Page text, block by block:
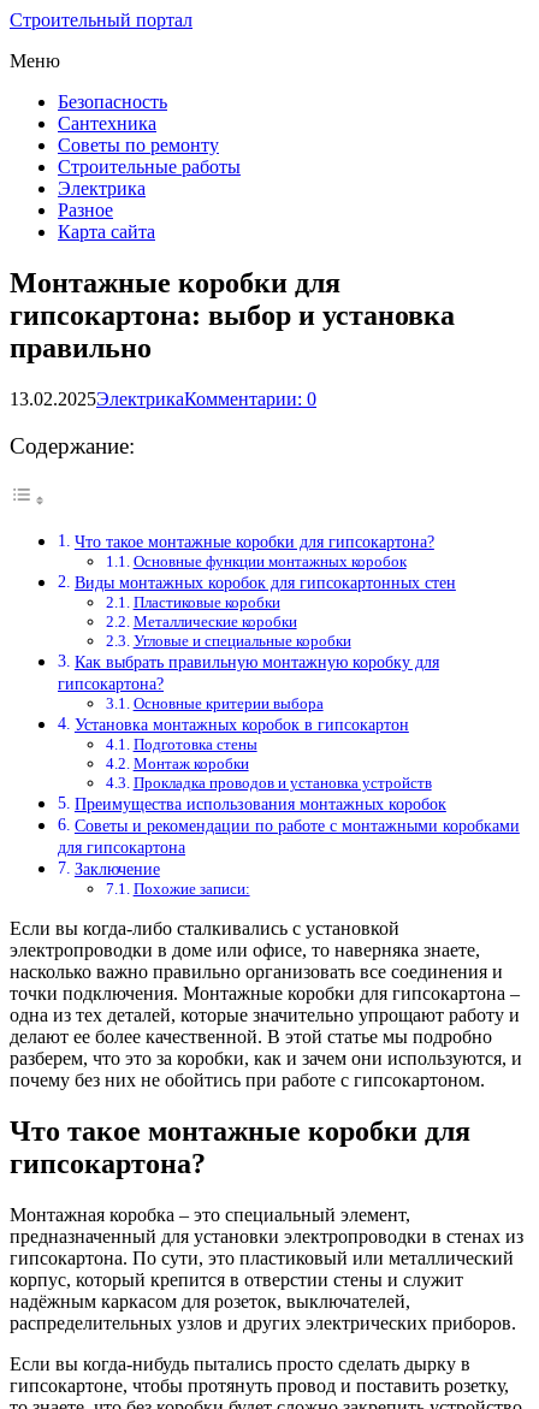
Строительный портал
Меню
Безопасность
Сантехника
Советы по ремонту
Строительные работы
Электрика
Разное
Карта сайта
Монтажные коробки для
гипсокартона: выбор и установка
правильно
13.02.2025ЭлектрикаКомментарии: 0
Содержание:
Что такое монтажные коробки для гипсокартона?
Основные функции монтажных коробок
Виды монтажных коробок для гипсокартонных стен
Пластиковые коробки
Металлические коробки
Угловые и специальные коробки
Как выбрать правильную монтажную коробку для
гипсокартона?
Основные критерии выбора
Установка монтажных коробок в гипсокартон
Подготовка стены
Монтаж коробки
Прокладка проводов и установка устройств
Преимущества использования монтажных коробок
Советы и рекомендации по работе с монтажными коробками
для гипсокартона
Заключение
Похожие записи:
Если вы когда-либо сталкивались с установкой
электропроводки в доме или офисе, то наверняка знаете,
насколько важно правильно организовать все соединения и
точки подключения. Монтажные коробки для гипсокартона –
одна из тех деталей, которые значительно упрощают работу и
делают ее более качественной. В этой статье мы подробно
разберем, что это за коробки, как и зачем они используются, и
почему без них не обойтись при работе с гипсокартоном.
Что такое монтажные коробки для
гипсокартона?
Монтажная коробка – это специальный элемент,
предназначенный для установки электропроводки в стенах из
гипсокартона. По сути, это пластиковый или металлический
корпус, который крепится в отверстии стены и служит
надёжным каркасом для розеток, выключателей,
распределительных узлов и других электрических приборов.
Если вы когда-нибудь пытались просто сделать дырку в
гипсокартоне, чтобы протянуть провод и поставить розетку,